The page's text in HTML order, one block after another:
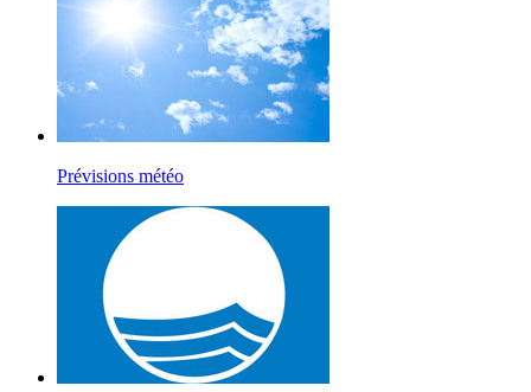
Prévisions météo